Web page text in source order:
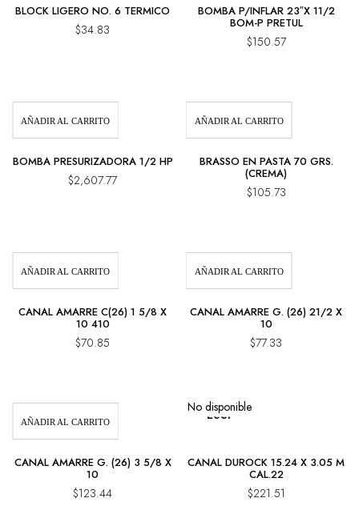
BLOCK LIGERO NO. 6 TERMICO
$34.83
BOMBA P/INFLAR 23″X 11/2
BOM-P PRETUL
$150.57
AÑADIR AL CARRITO
BOMBA PRESURIZADORA 1/2 HP
$2,607.77
AÑADIR AL CARRITO
BRASSO EN PASTA 70 GRS.
(CREMA)
$105.73
AÑADIR AL CARRITO
CANAL AMARRE C(26) 1 5/8 X
10 410
$70.85
AÑADIR AL CARRITO
CANAL AMARRE G. (26) 21/2 X
10
$77.33
AÑADIR AL CARRITO
CANAL AMARRE G. (26) 3 5/8 X
10
$123.44
Leer
No disponible
CANAL DUROCK 15.24 X 3.05 M
CAL.22
$221.51